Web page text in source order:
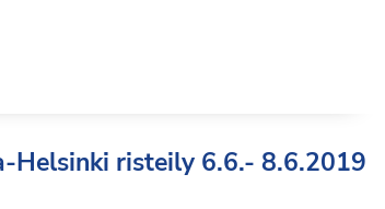
Helsinki risteily 6.6.- 8.6.2019